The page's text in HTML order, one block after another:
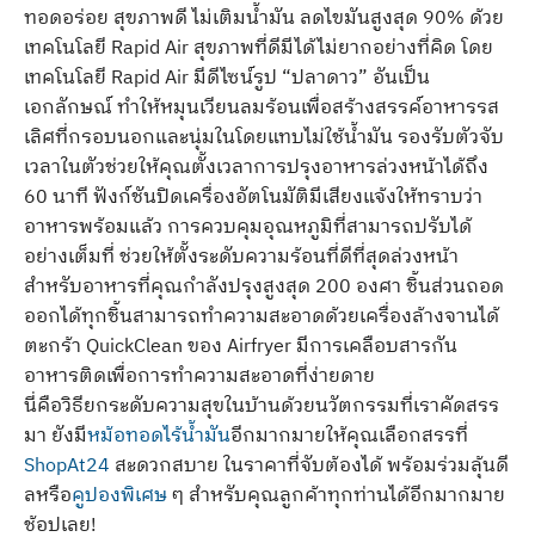
ทอดอร่อย สุขภาพดี ไม่เติมน้ำมัน ลดไขมันสูงสุด 90% ด้วย
เทคโนโลยี Rapid Air สุขภาพที่ดีมีได้ไม่ยากอย่างที่คิด โดย
เทคโนโลยี Rapid Air มีดีไซน์รูป “ปลาดาว” อันเป็น
เอกลักษณ์ ทำให้หมุนเวียนลมร้อนเพื่อสร้างสรรค์อาหารรส
เลิศที่กรอบนอกและนุ่มในโดยแทบไม่ใช้น้ำมัน รองรับตัวจับ
เวลาในตัวช่วยให้คุณตั้งเวลาการปรุงอาหารล่วงหน้าได้ถึง
60 นาที ฟังก์ชันปิดเครื่องอัตโนมัติมีเสียงแจ้งให้ทราบว่า
อาหารพร้อมแล้ว การควบคุมอุณหภูมิที่สามารถปรับได้
อย่างเต็มที่ ช่วยให้ตั้งระดับความร้อนที่ดีที่สุดล่วงหน้า
สำหรับอาหารที่คุณกำลังปรุงสูงสุด 200 องศา ชิ้นส่วนถอด
ออกได้ทุกชิ้นสามารถทำความสะอาดด้วยเครื่องล้างจานได้
ตะกร้า QuickClean ของ Airfryer มีการเคลือบสารกัน
อาหารติดเพื่อการทำความสะอาดที่ง่ายดาย
นี่คือวิธียกระดับความสุขในบ้านด้วยนวัตกรรมที่เราคัดสรร
มา ยังมีหม้อทอดไร้น้ำมันอีกมากมายให้คุณเลือกสรรที่
ShopAt24 สะดวกสบาย ในราคาที่จับต้องได้ พร้อมร่วมลุ้นดี
ลหรือคูปองพิเศษๆ สำหรับคุณลูกค้าทุกท่านได้อีกมากมาย
ช้อปเลย!